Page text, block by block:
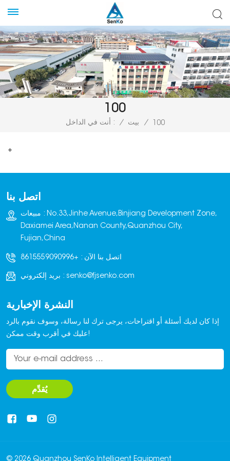
100
أنت في الداخل : / بيت / 100
+
اتصل بنا
مبيعات : No.33,Jinhe Avenue,Binjiang Development Zone,
Daxiamei Area,Nanan County,Quanzhou City,
Fujian,China
اتصل بنا الآن : +8615559090996
بريد إلكتروني : senko@fjsenko.com
النشرة الإخبارية
إذا كان لديك أسئلة أو اقتراحات، يرجى ترك لنا رسالة، وسوف نقوم بالرد
عليك في أقرب وقت ممكن!
يُقدِّم
© 2026 Quanzhou SenKo Intelligent Equipment